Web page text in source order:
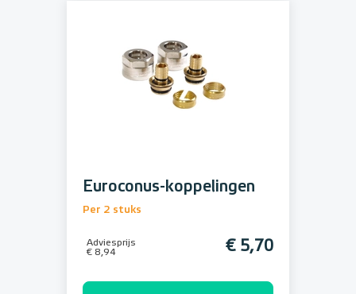
Euroconus-koppelingen
Per 2 stuks
Adviesprijs
€ 8,94
€ 5,70